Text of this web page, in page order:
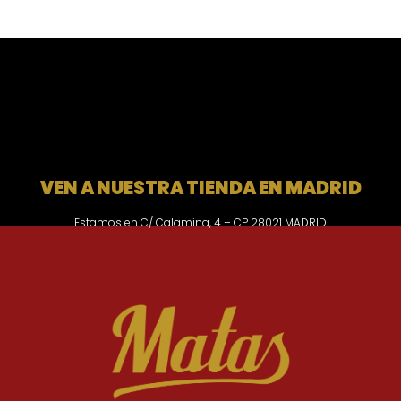
VEN A NUESTRA TIENDA EN MADRID
Estamos en C/ Calamina, 4 – CP 28021 MADRID